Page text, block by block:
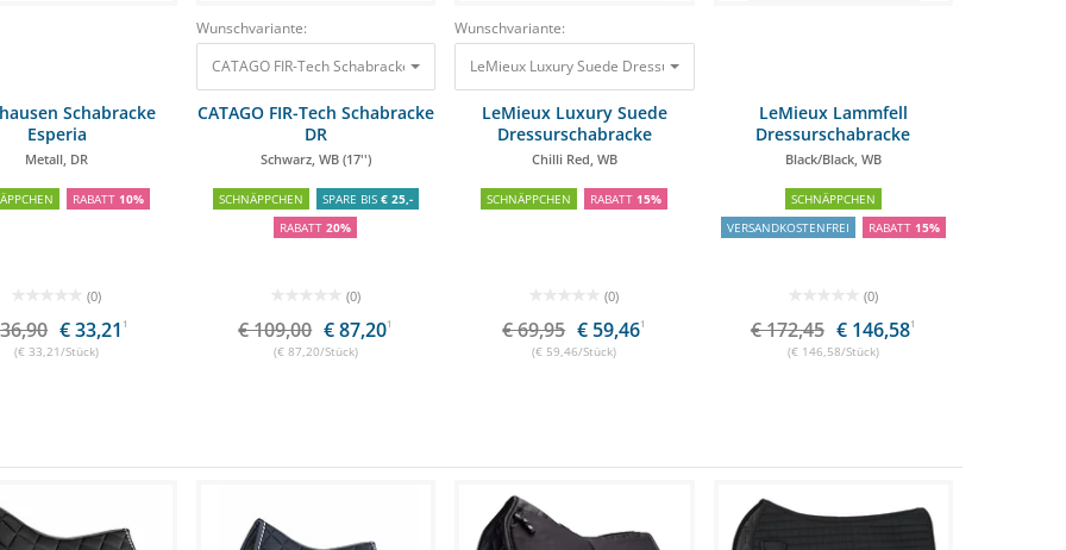
Schabracke
Esperia
Metall, DR
RABATT 10%
(0)
€ 33,21 1
(€ 33,21/Stück)
Wunschvariante:
CATAGO FIR-Tech Schabracke DR Schwarz, WB (17'')109,00 € 87,20 €
CATAGO FIR-Tech Schabracke
DR
Schwarz, WB (17'')
SCHNÄPPCHEN SPARE BIS € 25,-
RABATT20%
(0)
€ 109,00 € 87,201
(€ 87,20/Stück)
Wunschvariante:
LeMieux Luxury Suede Dressurschabracke Chilli Red, WB
LeMieux Luxury Suede
Dressurschabracke
Chilli Red, WB
SCHNÄPPCHEN RABATT 15%
(0)
€ 69,95 € 59,461
(€ 59,46/Stück)
LeMieux Lammfell
Dressurschabracke
Black/Black, WB
SCHNÄPPCHEN
VERSANDKOSTENFREI
RABATT 15%
(0)
€ 172,45 € 146,581
(€ 146,58/Stück)